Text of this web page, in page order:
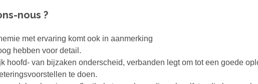
nous ?
met ervaring komt ook in aanmerking
hebben voor detail.
hoofd- van bijzaken onderscheid, verbanden legt om tot een goede
te doen.